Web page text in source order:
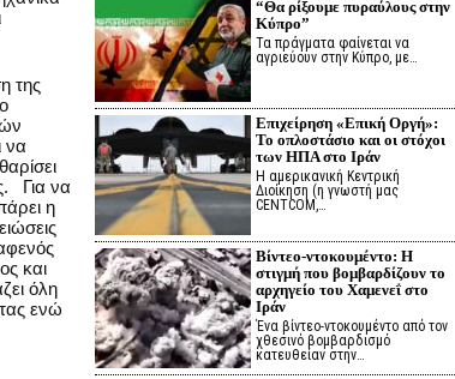
της
να
Για να
η
και
όλη
ενώ
“Θα ρίξουμε πυραύλους στην
Κύπρο”
Τα πράγματα φαίνεται να
αγριεύουν στην Κύπρο, με…
Επιχείρηση «Επική Οργή»:
Το οπλοστάσιο και οι στόχοι
των ΗΠΑ στο Ιράν
Η αμερικανική Κεντρική
Διοίκηση (η γνωστή μας
CENTCOM,…
Βίντεο-ντοκουμέντο: Η
στιγμή που βομβαρδίζουν το
αρχηγείο του Χαμενεΐ στο
Ιράν
Ένα βίντεο-ντοκουμέντο από τον
χθεσινό βομβαρδισμό
κατευθείαν στην…